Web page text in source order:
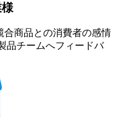
合商品との消費者の感情
品チームへフィードバ